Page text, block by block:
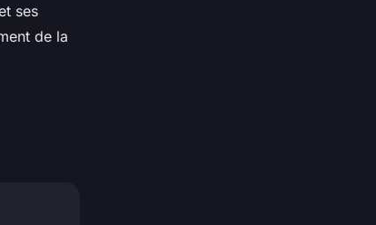
ses
de la